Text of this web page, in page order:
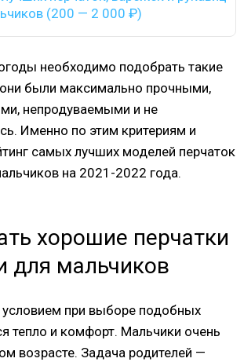
(200 — 2 000 ₽)
необходимо подобрать такие
были максимально прочными,
непродуваемыми и не
Именно по этим критериям и
самых лучших моделей перчаток
на 2021-2022 года.
хорошие перчатки
для мальчиков
при выборе подобных
тепло и комфорт. Мальчики очень
возрасте. Задача родителей —